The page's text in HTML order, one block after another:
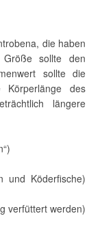
die haben
Größe sollte den
sollte die
des
längere
und Köderfische)
verfüttert werden)